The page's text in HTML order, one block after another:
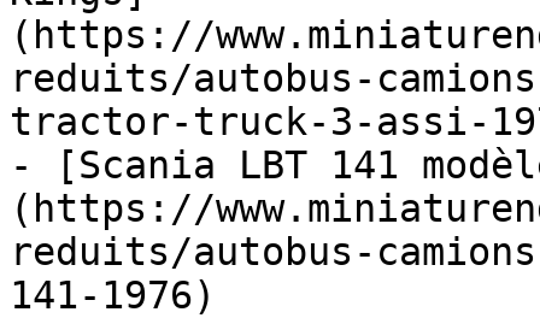
(https://
reduits/autobus-
tractor-truck-3-assi-
- [Scania LBT 141
(https://
reduits/autobus-
141-1976)